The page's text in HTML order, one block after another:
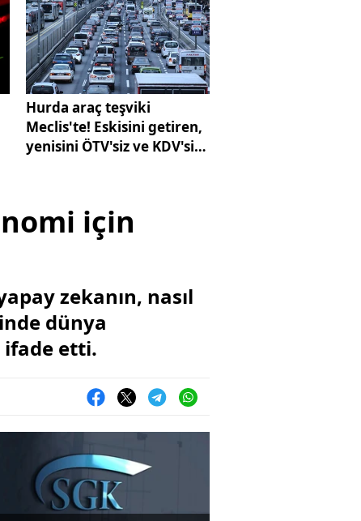
Hurda araç teşviki
Meclis'te! Eskisini getiren,
yenisini ÖTV'siz ve KDV'siz
için
zekanın, nasıl
dünya
etti.